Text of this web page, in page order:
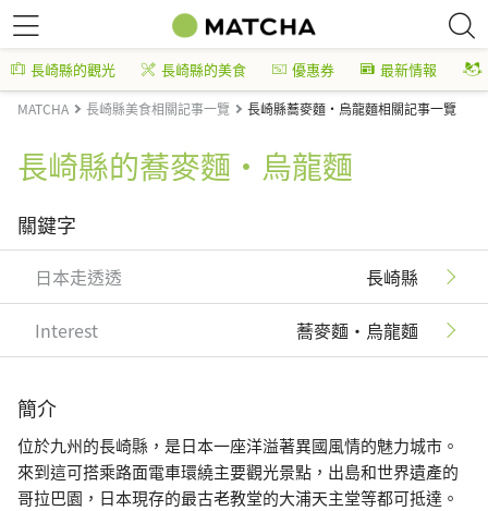
長崎縣的觀光 長崎縣的美食 優惠券 最新情報
MATCHA 長崎縣美食相關記事一覽 長崎縣蕎麥麵・烏龍麵相關記事一覽
長崎縣的蕎麥麵・烏龍麵
關鍵字
日本走透透 長崎縣
Interest 蕎麥麵・烏龍麵
簡介
位於九州的長崎縣，是日本一座洋溢著異國風情的魅力城市。
來到這可搭乘路面電車環繞主要觀光景點，出島和世界遺產的
哥拉巴園，日本現存的最古老教堂的大浦天主堂等都可抵達。